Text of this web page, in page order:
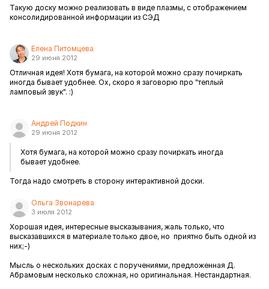
Такую доску можно реализовать в виде плазмы, с отображением
консолидированной информации из СЭД
Елена Питомцева
29 июня 2012
Отличная идея! Хотя бумага, на которой можно сразу почиркать
иногда бывает удобнее. Ох, скоро я заговорю про "теплый
ламповый звук". :)
Андрей Подкин
29 июня 2012
Хотя бумага, на которой можно сразу почиркать иногда
бывает удобнее.
Тогда надо смотреть в сторону интерактивной доски.
Ольга Звонарева
3 июля 2012
Хорошая идея, интересные высказывания, жаль только, что
высказавшихся в материале только двое, но приятно быть одной из
них;-)
Мысль о нескольких досках с поручениями, предложенная Д.
Абрамовым несколько сложная, но оригинальная. Нестандартная.